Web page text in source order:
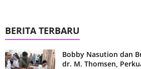
BERITA TERBARU
Bobby Nasution dan
dr. M. Thomsen,